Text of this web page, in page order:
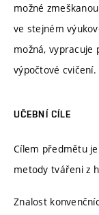
možné
ve stejném
možná, vypracuje
výpočtové cvičení.
UČEBNÍ CÍLE
Cílem předmětu
metody tvářeni z
Znalost